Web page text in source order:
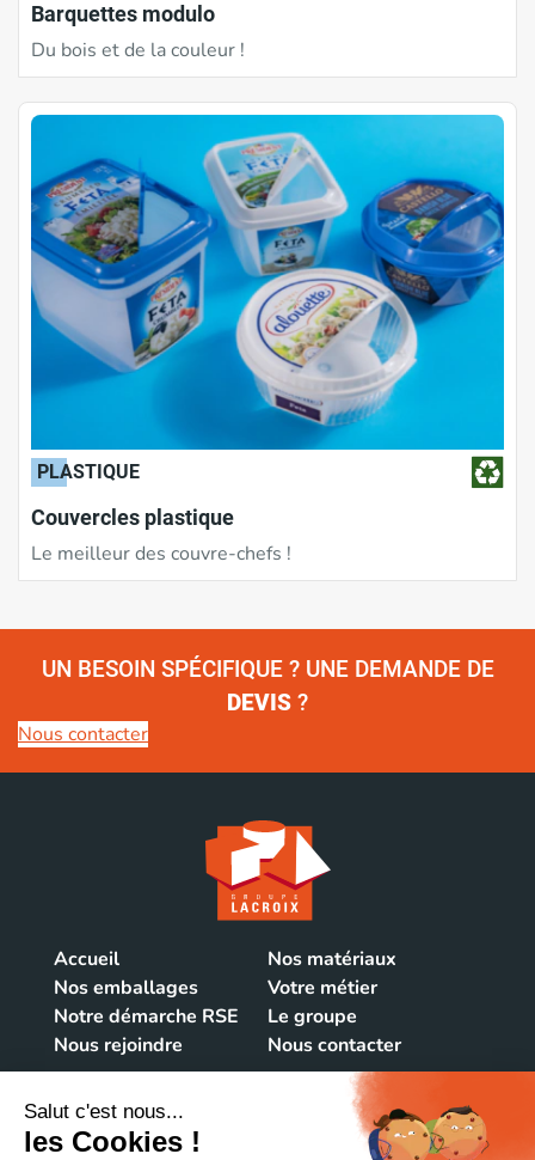
Barquettes modulo
Du bois et de la couleur !
PLASTIQUE
Couvercles plastique
Le meilleur des couvre-chefs !
UN BESOIN SPÉCIFIQUE ? UNE DEMANDE DE
DEVIS ?
Nous contacter
Accueil
Nos matériaux
Nos emballages
Votre métier
Notre démarche RSE
Le groupe
Nous rejoindre
Nous contacter